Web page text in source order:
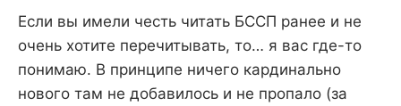
Если вы имели честь читать БССП ранее и не
очень хотите перечитывать, то… я вас где-то
понимаю. В принципе ничего кардинально
нового там не добавилось и не пропало (за